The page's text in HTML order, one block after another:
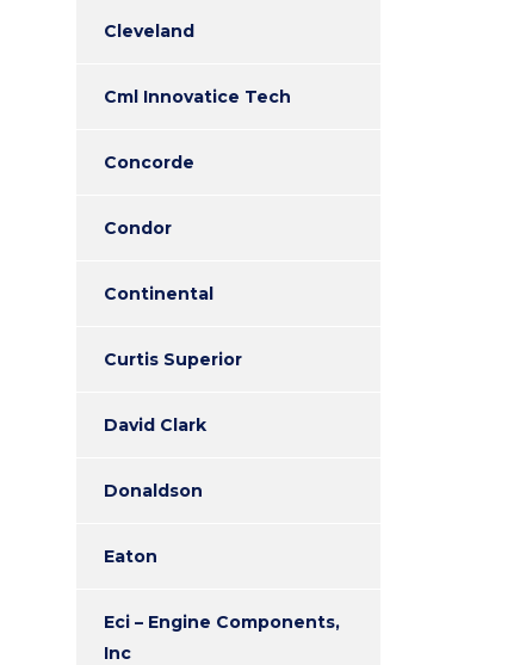
Cleveland
Cml Innovatice Tech
Concorde
Condor
Continental
Curtis Superior
David Clark
Donaldson
Eaton
Eci – Engine Components,
Inc